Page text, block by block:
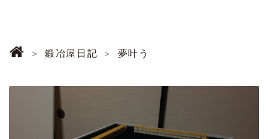
鍛冶屋日記 夢叶う